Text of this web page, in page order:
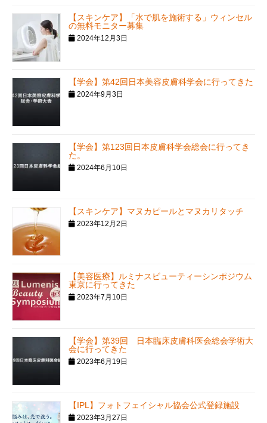
【スキンケア】「水で肌を施術する」ウィンセル
の無料モニター募集
2024年12月3日
【学会】第42回日本美容皮膚科学会に行ってきた
2024年9月3日
【学会】第123回日本皮膚科学会総会に行ってき
た。
2024年6月10日
【スキンケア】マヌカピールとマヌカリタッチ
2023年12月2日
【美容医療】ルミナスビューティーシンポジウム
東京に行ってきた
2023年7月10日
【学会】第39回 日本臨床皮膚科医会総会学術大
会に行ってきた
2023年6月19日
【IPL】フォトフェイシャル協会公式登録施設
2023年3月27日